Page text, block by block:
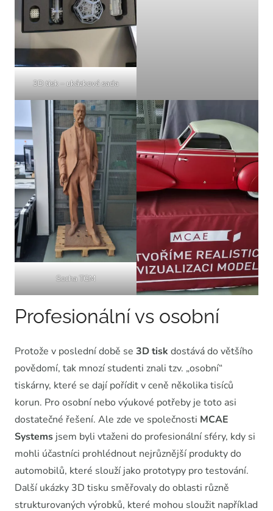
3D tisk – ukázková sada
Socha TGM
Profesionální vs osobní
Protože v poslední době se 3D tisk dostává do většího
povědomí, tak mnozí studenti znali tzv. „osobní“
tiskárny, které se dají pořídit v ceně několika tisíců
korun. Pro osobní nebo výukové potřeby je toto asi
dostatečné řešení. Ale zde ve společnosti MCAE
Systems jsem byli vtaženi do profesionální sféry, kdy si
mohli účastníci prohlédnout nejrůznější produkty do
automobilů, které slouží jako prototypy pro testování.
Další ukázky 3D tisku směřovaly do oblasti různě
strukturovaných výrobků, které mohou sloužit například